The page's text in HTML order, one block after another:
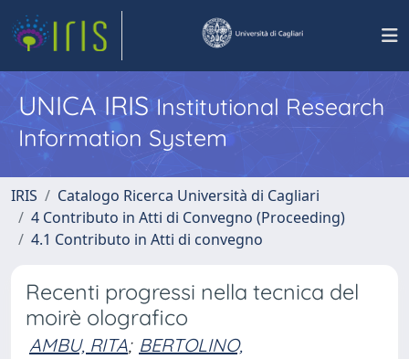
UNICA IRISInstitutional Research
Information System
IRIS
Catalogo Ricerca Università di Cagliari
4 Contributo in Atti di Convegno (Proceeding)
4.1 Contributo in Atti di convegno
Recenti progressi nella tecnica del
moirè olografico
AMBU, RITA; BERTOLINO,